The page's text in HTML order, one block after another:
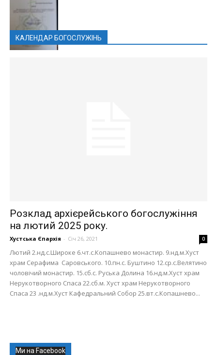
КАЛЕНДАР БОГОСЛУЖІНЬ
Розклад архієрейського богослужіння
на лютий 2025 року.
Хустська Єпархія - Січ 26, 2021 0
Лютий 2.нд.с.Широке 6.чт.с.Копашнево монастир. 9.нд.м.Хуст
храм Серафима Саровського. 10.пн.с. Буштино 12.ср.с.Велятино
чоловічий монастир. 15.сб.с. Руська Долина 16.нд.м.Хуст храм
Нерукотворного Спаса 22.сб.м. Хуст храм Нерукотворного
Спаса 23 .нд.м.Хуст Кафедральний Собор 25.вт.с.Копашнево...
Ми на Facebook